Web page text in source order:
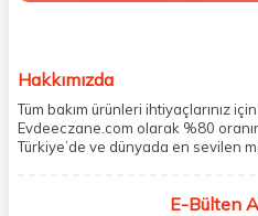
Hakkımızda
Tüm bakım ürünleri ihtiyaçlarınız
Evdeeczane.com olarak %80
Türkiye’de ve dünyada en sevilen
paketliyoruz. Herhangi birE-Bülten